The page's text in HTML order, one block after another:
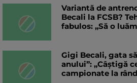
Variantă de
Becali la FCSB?
fabulos: „Să o
Gigi Becali, gata
anului”: „Câștigă
campionate la